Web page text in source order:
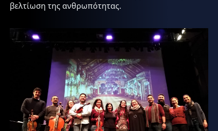
βελτίωση της ανθρωπότητας.